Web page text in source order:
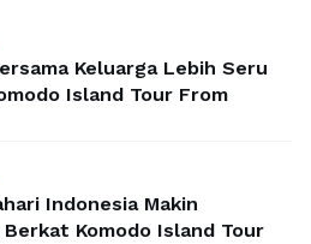
Keluarga Lebih Seru
Island Tour From
Indonesia Makin
Berkat Komodo Island Tour